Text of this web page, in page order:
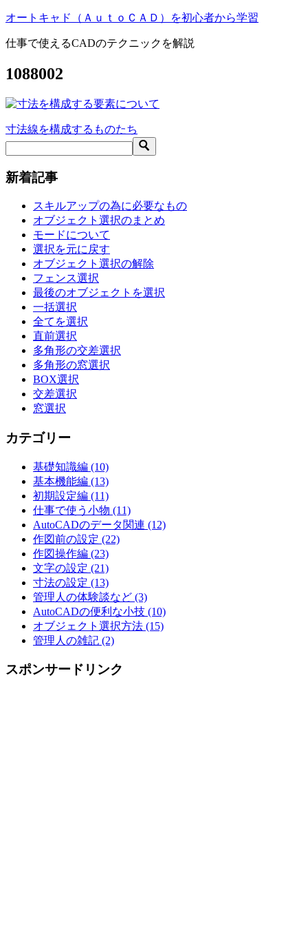
オートキャド（ＡｕｔｏＣＡＤ）を初心者から学習
仕事で使えるCADのテクニックを解説
1088002
投
稿
ナ
寸法線を構成するものたち
新着記事
スキルアップの為に必要なもの
オブジェクト選択のまとめ
モードについて
選択を元に戻す
オブジェクト選択の解除
フェンス選択
最後のオブジェクトを選択
一括選択
全てを選択
直前選択
多角形の交差選択
多角形の窓選択
BOX選択
交差選択
窓選択
カテゴリー
基礎知識編 (10)
基本機能編 (13)
初期設定編 (11)
仕事で使う小物 (11)
AutoCADのデータ関連 (12)
作図前の設定 (22)
作図操作編 (23)
文字の設定 (21)
寸法の設定 (13)
管理人の体験談など (3)
AutoCADの便利な小技 (10)
オブジェクト選択方法 (15)
管理人の雑記 (2)
スポンサードリンク